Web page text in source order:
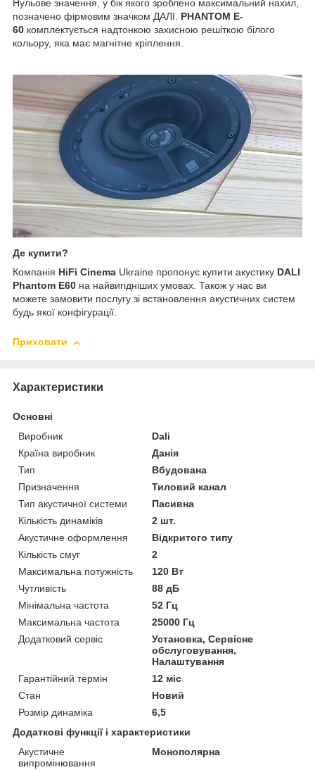
Нульове значення, у бік якого зроблено максимальний нахил,
позначено фірмовим значком ДАЛІ. PHANTOM E-
60 комплектується надтонкою захисною решіткою білого
кольору, яка має магнітне кріплення.
Де купити?
Компанія HiFi Cinema Ukraine пропонує купити акустику DALI
Phantom E60 на найвигідніших умовах. Також у нас ви
можете замовити послугу зі встановлення акустичних систем
будь якої конфігурації.
Приховати
Характеристики
Основні
Виробник
Dali
Країна виробник
Данія
Тип
Вбудована
Призначення
Тиловий канал
Тип акустичної системи
Пасивна
Кількість динаміків
2 шт.
Акустичне оформлення
Відкритого типу
Кількість смуг
2
Максимальна потужність
120 Вт
Чутливість
88 дБ
Мінімальна частота
52 Гц
Максимальна частота
25000 Гц
Додатковий сервіс
Установка, Сервісне
обслуговування,
Налаштування
Гарантійний термін
12 міс
Стан
Новий
Розмір динаміка
6,5
Додаткові функції і характеристики
Акустичне
випромінювання
Монополярна